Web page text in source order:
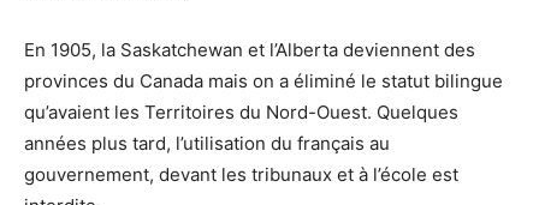
En 1905, la Saskatchewan et l’Alberta deviennent des
provinces du Canada mais on a éliminé le statut bilingue
qu’avaient les Territoires du Nord-Ouest. Quelques
années plus tard, l’utilisation du français au
gouvernement, devant les tribunaux et à l’école est